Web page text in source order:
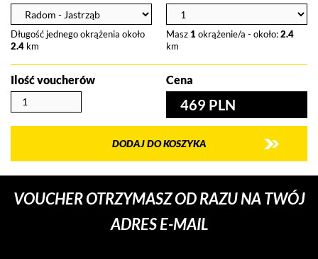
Długość jednego okrążenia około
2.4 km
Masz 1 okrążenie/a - około: 2.4
km
Ilość voucherów Cena
469 PLN
DODAJ DO KOSZYKA
VOUCHER OTRZYMASZ OD RAZU NA TWÓJ
ADRES E-MAIL